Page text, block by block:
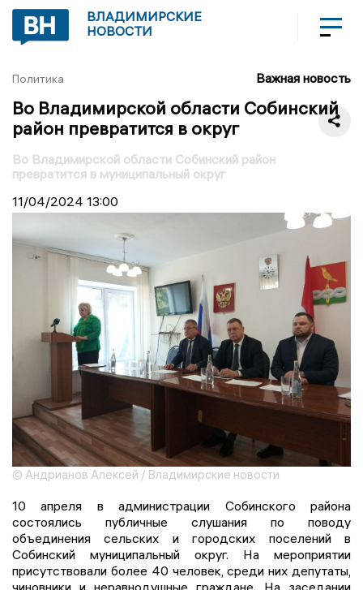
ВЛАДИМИРСКИЕ
НОВОСТИ
Политика Важная новость
Во Владимирской области Собинский
район превратится в округ
Во Владимирской области Собинский район
превратится в муниципальный округ
11/04/2024 13:00
© Андрианов Алексей / Владимирские новости
10 апреля в администрации Собинского района
состоялись публичные слушания по поводу
объединения сельских и городских поселений в
Собинский муниципальный округ. На мероприятии
присутствовали более 40 человек, среди них депутаты,